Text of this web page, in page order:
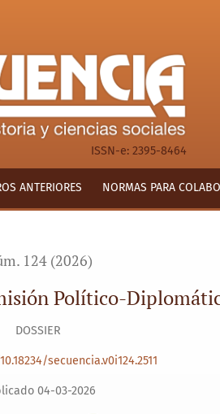
FMLN-FDR, 1980-1985
ISSN-e: 2395-8464
ANTERIORES NORMAS PARA
124 (2026)
Político-
DOSSIER
secuencia.v0i124.2511
04-03-2026